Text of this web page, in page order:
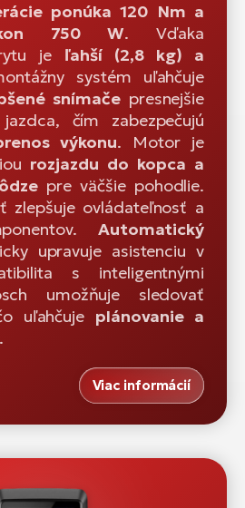
ponúka 120 Nm a
750 W. Vďaka
je ľahší (2,8 kg) a
systém uľahčuje
snímačepresnejšie
čím zabezpečujú
výkonu. Motor je
rozjazdu do kopca a
pre väčšie pohodlie.
zlepšuje ovládateľnosť a
Automatický
upravuje asistenciu v
s inteligentnými
umožňuje sledovať
uľahčuje plánovanie a
.
Viac informácií